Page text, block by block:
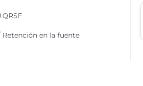
QRSF
Retención en la fuente